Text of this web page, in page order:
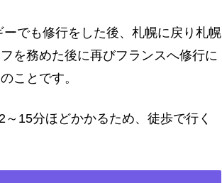
でも修行をした後、札幌に戻り札幌
を務めた後に再びフランスへ修行に
ことです。
15分ほどかかるため、徒歩で行く